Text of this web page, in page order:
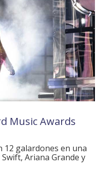
Music Awards
galardones en una
Ariana Grande y